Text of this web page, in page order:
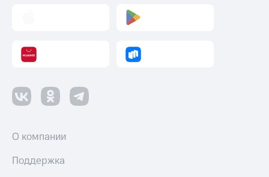
О компании
Поддержка